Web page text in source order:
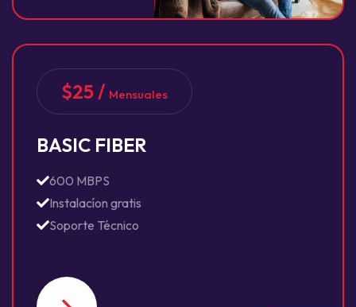
$25 / Mensuales
BASIC FIBER
600 MBPS
Instalacíon gratis
Soporte Técnico